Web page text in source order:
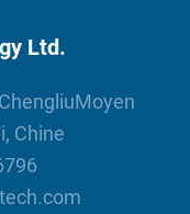
Ltd.
Chine